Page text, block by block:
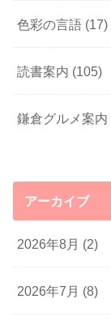
色彩の言語 (17)
読書案内 (105)
鎌倉グルメ案内
アーカイブ
2026年8月 (2)
2026年7月 (8)